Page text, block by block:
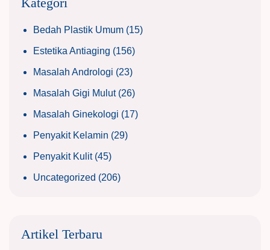
Bedah Plastik Umum (15)
Estetika Antiaging (156)
Masalah Andrologi (23)
Masalah Gigi Mulut(26)
Masalah Ginekologi (17)
Penyakit Kelamin (29)
Penyakit Kulit(45)
Uncategorized (206)
Artikel Terbaru